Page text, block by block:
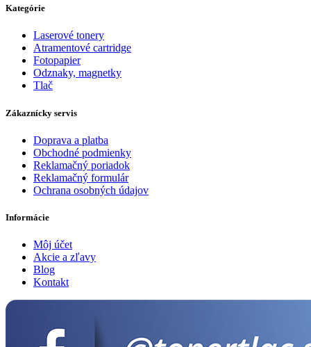
Kategórie
Laserové tonery
Atramentové cartridge
Fotopapier
Odznaky, magnetky
Tlač
Zákaznícky servis
Doprava a platba
Obchodné podmienky
Reklamačný poriadok
Reklamačný formulár
Ochrana osobných údajov
Informácie
Môj účet
Akcie a zľavy
Blog
Kontakt